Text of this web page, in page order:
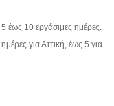
έως 10 εργάσιμες ημέρες.
για Αττική, έως 5 για